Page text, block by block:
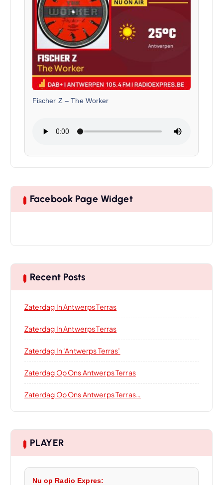
Fischer Z –The Worker
Facebook Page Widget
Recent Posts
Zaterdag In Antwerps Terras
Zaterdag In Antwerps Terras
Zaterdag In ‘Antwerps Terras’
Zaterdag Op Ons Antwerps Terras
Zaterdag Op Ons Antwerps Terras…
PLAYER
Nu op Radio Expres: